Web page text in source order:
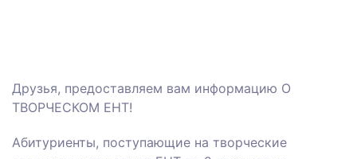
Друзья, предоставляем вам информацию О
ТВОРЧЕСКОМ ЕНТ!
Абитуриенты, поступающие на творческие